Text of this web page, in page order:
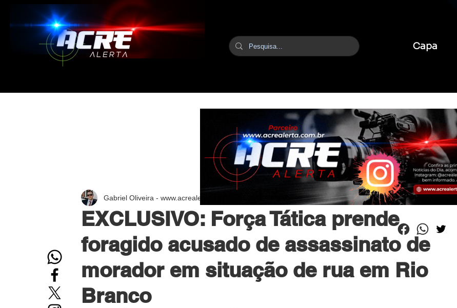
Capa
EXCLUSIVO: Força Tática prende
foragido acusado de assassinato de
morador em situação de rua em Rio
Branco
Gabriel Oliveira - www.acrealerta.com.br 16 de abr. 2 min de leitura